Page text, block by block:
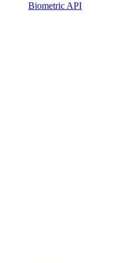
Biometric API